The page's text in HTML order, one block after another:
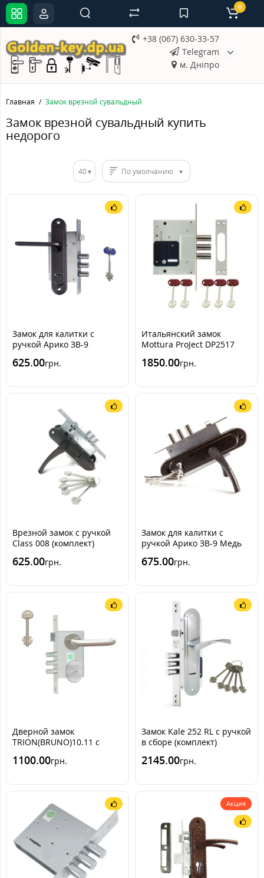
+38 (067) 630-33-57
Telegram
м. Дніпро
0
Главная Замок врезной сувальдный
Замок врезной сувальдный купить
недорого
40 По умолчанию
Замок для калитки с
ручкой Арико ЗВ-9
625.00грн.
Итальянский замок
Mottura ProJect DP2517
1850.00грн.
Врезной замок с ручкой
Class 008 (комплект)
625.00грн.
Замок для калитки с
ручкой Арико ЗВ-9 Медь
675.00грн.
Дверной замок
TRION(BRUNO)10.11 с
стали USK
1100.00грн.
Замок Kale 252 RL с ручкой
в сборе (комплект)
2145.00грн.
Акция